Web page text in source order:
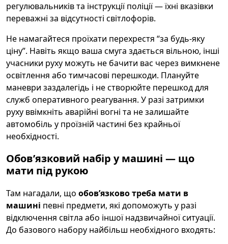
регулювальників та інструкції поліції — їхні вказівки
переважні за відсутності світлофорів.
Не намагайтеся проїхати перехрестя “за будь-яку
ціну”. Навіть якщо ваша смуга здається вільною, інші
учасники руху можуть не бачити вас через вимкнене
освітлення або тимчасові перешкоди. Плануйте
маневри заздалегідь і не створюйте перешкод для
служб оперативного реагування. У разі затримки
руху ввімкніть аварійні вогні та не залишайте
автомобіль у проїзній частині без крайньої
необхідності.
Обовʼязковий набір у машині — що
мати під рукою
Там нагадали, що обовʼязково треба мати в
машині певні предмети, які допоможуть у разі
відключення світла або іншої надзвичайної ситуації.
До базового набору найбільш необхідного входять: